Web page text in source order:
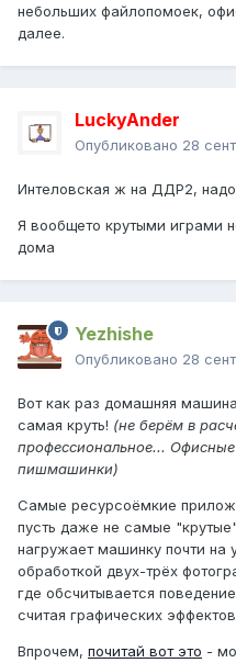
небольших файлопомоек,
далее.
LuckyAnder
Опубликовано 28
Интеловская ж на ДДР2,
Я вообщето крутыми играми
дома
Yezhishe
Опубликовано 28
Вот как раз домашняя
самая круть! (не берём в
профессиональное...
пишмашинки)
Самые ресурсоёмкие
пусть даже не самые
нагружает машинку почти на
обработкой двух-трёх
где обсчитывается
считая графических
Впрочем, почитай вот это -